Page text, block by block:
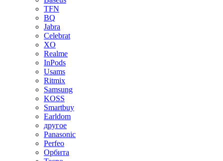
TFN
BQ
Jabra
Celebrat
XO
Realme
InPods
Usams
Ritmix
Samsung
KOSS
Smartbuy
Earldom
другое
Panasonic
Perfeo
Орбита